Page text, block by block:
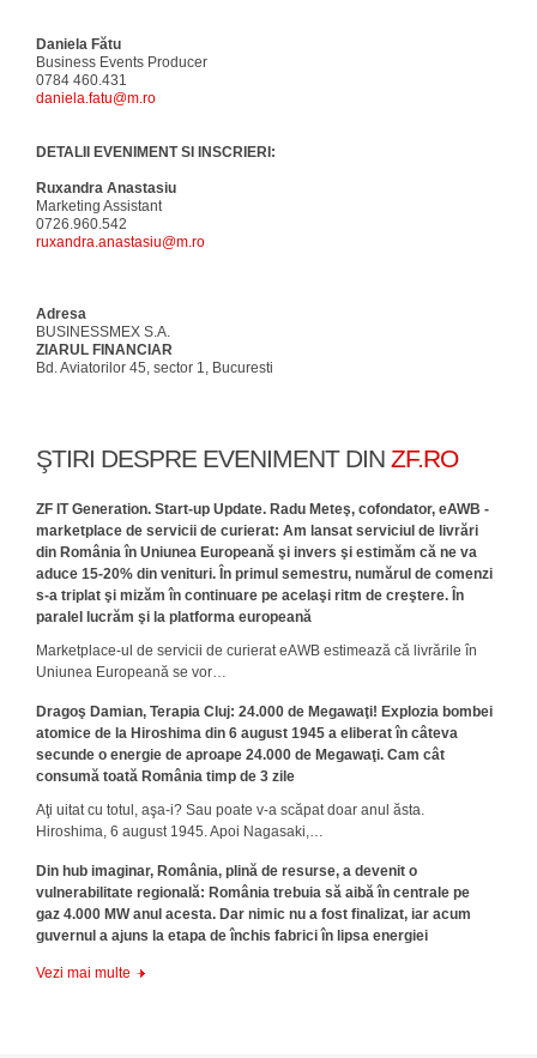
Daniela Fătu
Business Events Producer
0784 460.431
daniela.fatu@m.ro
DETALII EVENIMENT SI INSCRIERI:
Ruxandra Anastasiu
Marketing Assistant
0726.960.542
ruxandra.anastasiu@m.ro
Adresa
BUSINESSMEX S.A.
ZIARUL FINANCIAR
Bd. Aviatorilor 45, sector 1, Bucuresti
ŞTIRI DESPRE EVENIMENT DIN ZF.RO
ZF IT Generation. Start-up Update. Radu Meteş, cofondator, eAWB -
marketplace de servicii de curierat: Am lansat serviciul de livrări
din România în Uniunea Europeană şi invers şi estimăm că ne va
aduce 15-20% din venituri. În primul semestru, numărul de comenzi
s-a triplat şi mizăm în continuare pe acelaşi ritm de creştere. În
paralel lucrăm şi la platforma europeană
Marketplace-ul de servicii de curierat eAWB estimează că livrările în
Uniunea Europeană se vor…
Dragoş Damian, Terapia Cluj: 24.000 de Megawaţi! Explozia bombei
atomice de la Hiroshima din 6 august 1945 a eliberat în câteva
secunde o energie de aproape 24.000 de Megawaţi. Cam cât
consumă toată România timp de 3 zile
Aţi uitat cu totul, aşa-i? Sau poate v-a scăpat doar anul ăsta.
Hiroshima, 6 august 1945. Apoi Nagasaki,…
Din hub imaginar, România, plină de resurse, a devenit o
vulnerabilitate regională: România trebuia să aibă în centrale pe
gaz 4.000 MW anul acesta. Dar nimic nu a fost finalizat, iar acum
guvernul a ajuns la etapa de închis fabrici în lipsa energiei
Vezi mai multe